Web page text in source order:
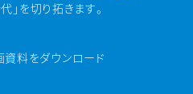
」を切り拓きます。
料をダウンロード